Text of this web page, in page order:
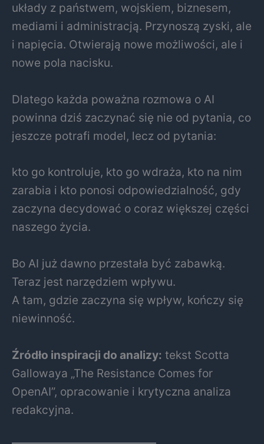
układy z państwem, wojskiem, biznesem,
mediami i administracją. Przynoszą zyski, ale
i napięcia. Otwierają nowe możliwości, ale i
nowe pola nacisku.
Dlatego każda poważna rozmowa o AI
powinna dziś zaczynać się nie od pytania, co
jeszcze potrafi model, lecz od pytania:
kto go kontroluje, kto go wdraża, kto na nim
zarabia i kto ponosi odpowiedzialność, gdy
zaczyna decydować o coraz większej części
naszego życia.
Bo AI już dawno przestała być zabawką.
Teraz jest narzędziem wpływu.
A tam, gdzie zaczyna się wpływ, kończy się
niewinność.
Źródło inspiracji do analizy: tekst Scotta
Gallowaya „The Resistance Comes for
OpenAI”, opracowanie i krytyczna analiza
redakcyjna.